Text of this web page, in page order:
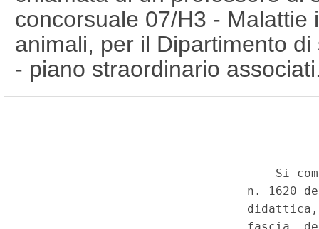
concorsuale 07/H3 -
animali, per il Dipartimento
- piano straordinario